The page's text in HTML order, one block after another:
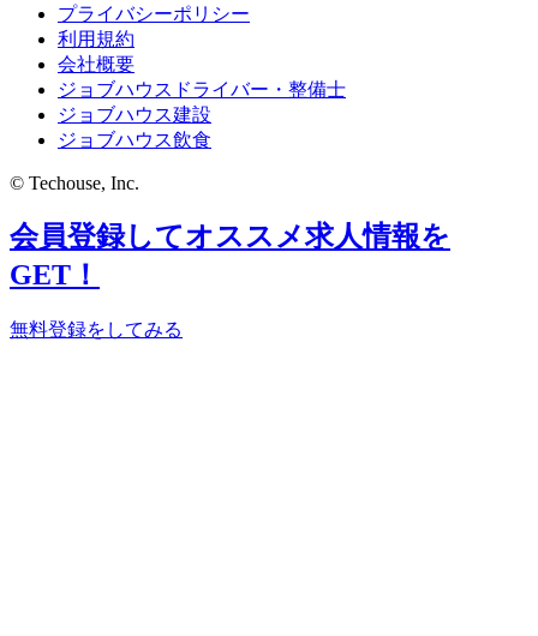
プライバシーポリシー
利用規約
会社概要
ジョブハウスドライバー・整備士
ジョブハウス建設
ジョブハウス飲食
© Techouse, Inc.
会員登録してオススメ求人情報を
GET！
無料登録をしてみる